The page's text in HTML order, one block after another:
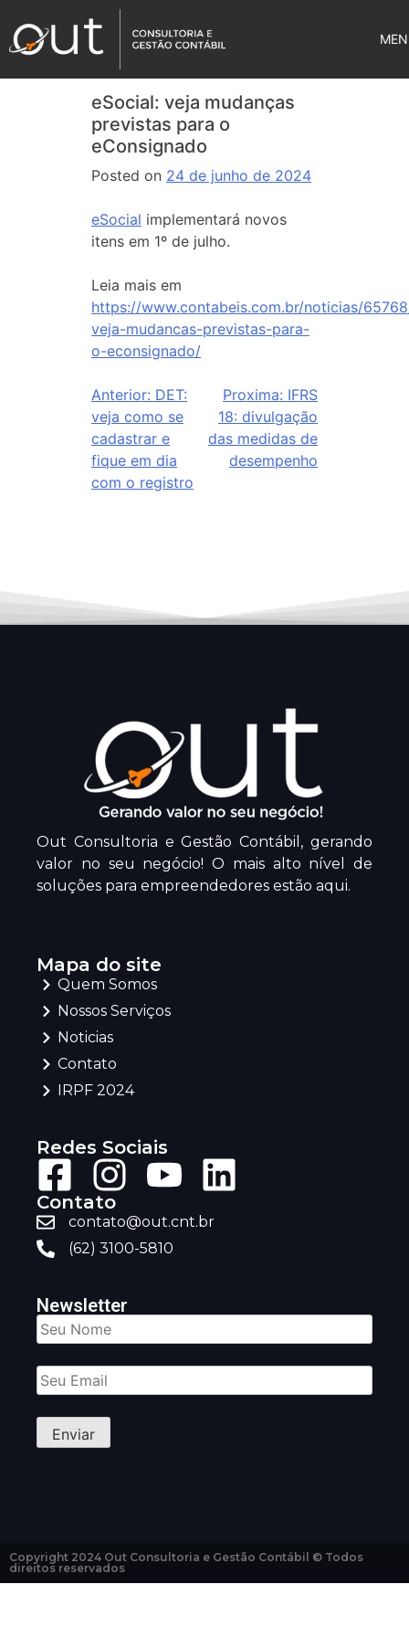
eSocial: veja mudanças
previstas para o
eConsignado
Posted on 24 de junho de 2024
eSocial implementará novos
itens em 1º de julho.
Leia mais em
https://www.contabeis.com.br/noticias/
veja-mudancas-previstas-para-
o-econsignado/
Anterior: DET:
veja como se
cadastrar e
fique em dia
com o registro
Proxima: IFRS
18: divulgação
das medidas de
desempenho
Out Consultoria e Gestão Contábil, gerando
valor no seu negócio! O mais alto nível de
soluções para empreendedores estão aqui.
Mapa do site
Quem Somos
Nossos Serviços
Noticias
Contato
IRPF 2024
Redes Sociais
Contato
contato@out.cnt.br
(62) 3100-5810
Newsletter
Copyright 2024 Out Consultoria e Gestão Contábil © Todos
direitos reservados